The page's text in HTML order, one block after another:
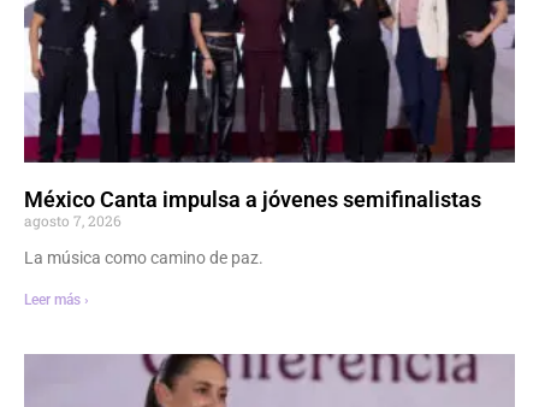
México Canta impulsa a jóvenes semifinalistas
agosto 7, 2026
La música como camino de paz.
Leer más ›